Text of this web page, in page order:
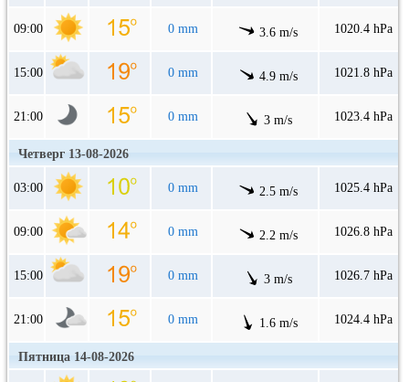
09:00 0 mm 3.6 m/s 1020.4 hPa
15:00 0 mm 4.9 m/s 1021.8 hPa
21:00 0 mm 3 m/s 1023.4 hPa
Четверг 13-08-2026
03:00 0 mm 2.5 m/s 1025.4 hPa
09:00 0 mm 2.2 m/s 1026.8 hPa
15:00 0 mm 3 m/s 1026.7 hPa
21:00 0 mm 1.6 m/s 1024.4 hPa
Пятница 14-08-2026